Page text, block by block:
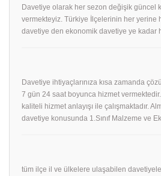
Davetiye olarak her sezon değişik güncel
vermekteyiz. Türkiye İlçelerinin her yerine
davetiye den ekonomik davetiye ye kadar
Davetiye ihtiyaçlarınıza kısa zamanda
7 gün 24 saat boyunca hizmet
kaliteli hizmet anlayışı ile çalışmaktadır.
davetiye konusunda 1.Sınıf Malzeme ve
tüm ilçe il ve ülkelere ulaşabilen